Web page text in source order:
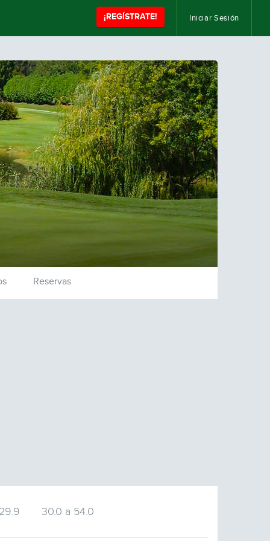
Iniciar Sesión
¡REGÍSTRATE!
Reservas
30.0 a 54.0